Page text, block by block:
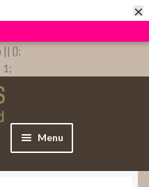
×
{};
1;
Menu